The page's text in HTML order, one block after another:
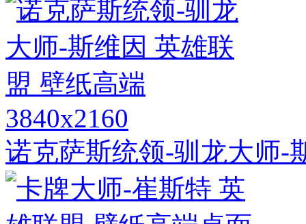
3840x2160
诺克萨斯统领-驯龙大师-